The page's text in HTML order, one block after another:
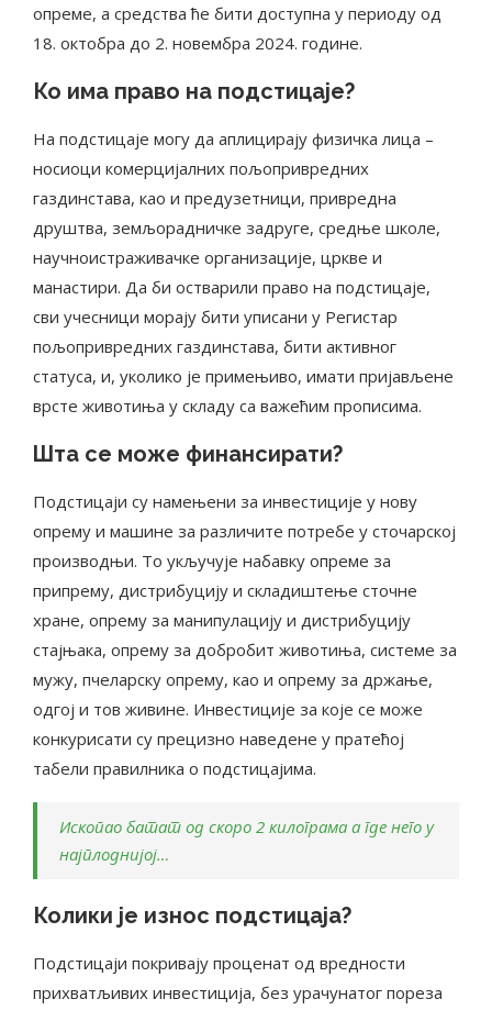
опреме, а средства ће бити доступна у периоду од
18. октобра до 2. новембра 2024. године.
Ко има право на подстицаје?
На подстицаје могу да аплицирају физичка лица –
носиоци комерцијалних пољопривредних
газдинстава, као и предузетници, привредна
друштва, земљорадничке задруге, средње школе,
научноистраживачке организације, цркве и
манастири. Да би остварили право на подстицаје,
сви учесници морају бити уписани у Регистар
пољопривредних газдинстава, бити активног
статуса, и, уколико је примењиво, имати пријављене
врсте животиња у складу са важећим прописима​.
Шта се може финансирати?
Подстицаји су намењени за инвестиције у нову
опрему и машине за различите потребе у сточарској
производњи. То укључује набавку опреме за
припрему, дистрибуцију и складиштење сточне
хране, опрему за манипулацију и дистрибуцију
стајњака, опрему за добробит животиња, системе за
мужу, пчеларску опрему, као и опрему за држање,
одгој и тов живине. Инвестиције за које се може
конкурисати су прецизно наведене у пратећој
табели правилника о подстицајима.
Ископао батат од скоро 2 килограма а где него у
најплоднијој…
Колики је износ подстицаја?
Подстицаји покривају проценат од вредности
прихватљивих инвестиција, без урачунатог пореза